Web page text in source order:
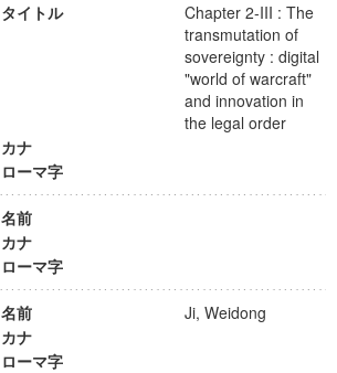
タイトル
Chapter 2-III : The
transmutation of
sovereignty : digital
"world of warcraft"
and innovation in
the legal order
カナ
ローマ字
名前
カナ
ローマ字
名前
Ji, Weidong
カナ
ローマ字